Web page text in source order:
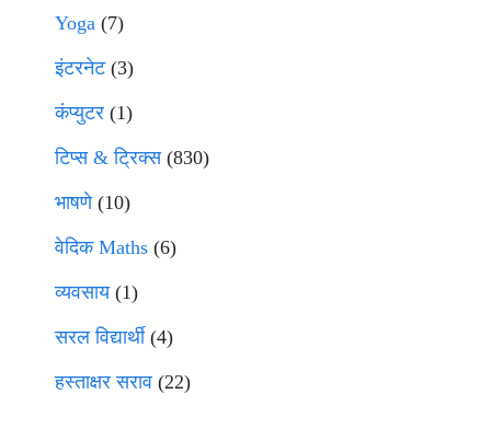
Yoga (7)
इंटरनेट(3)
कंप्युटर (1)
टिप्स & ट्रिक्स(830)
भाषणे(10)
वेदिक Maths (6)
व्यवसाय(1)
सरल विद्यार्थी(4)
हस्ताक्षर सराव (22)